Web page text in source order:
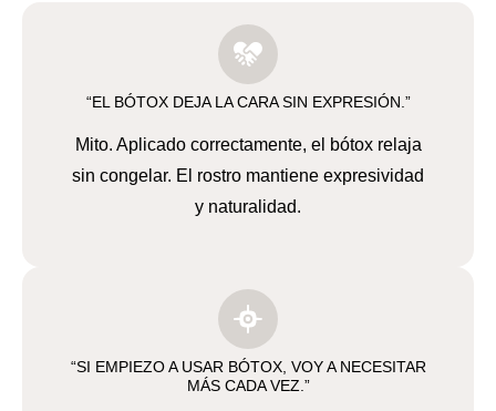
“EL BÓTOX DEJA LA CARA SIN EXPRESIÓN.”
Mito. Aplicado correctamente, el bótox relaja
sin congelar. El rostro mantiene expresividad
y naturalidad.
“SI EMPIEZO A USAR BÓTOX, VOY A NECESITAR
MÁS CADA VEZ.”